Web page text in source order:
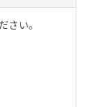
さい。